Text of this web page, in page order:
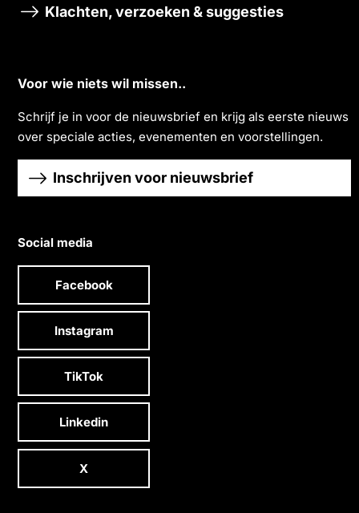
Klachten, verzoeken & suggesties
Voor wie niets wil missen..
Schrĳf je in voor de nieuwsbrief en krĳg als eerste nieuws
over speciale acties, evenementen en voorstellingen.
Inschrijven voor nieuwsbrief
Social media
Facebook
Instagram
TikTok
Linkedin
X